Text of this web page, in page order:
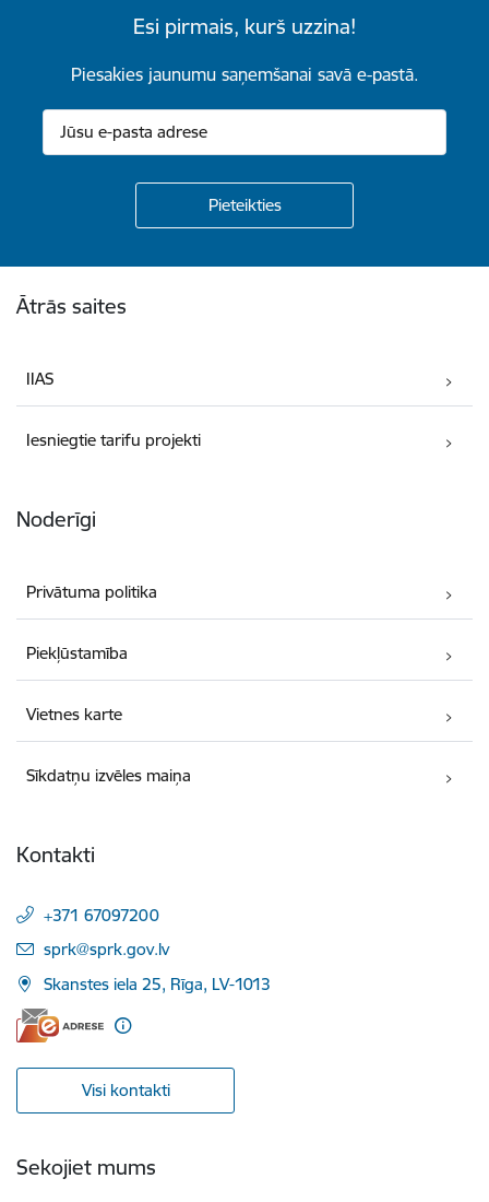
Esi pirmais, kurš uzzina!
Piesakies jaunumu saņemšanai savā e-pastā.
Ātrās saites
IIAS
Iesniegtie tarifu projekti
Noderīgi
Privātuma politika
Piekļūstamība
Vietnes karte
Sīkdatņu izvēles maiņa
Kontakti
+371 67097200
E-pasts:
sprk@sprk.gov.lv
Skanstes iela 25, Rīga, LV-1013
Visi kontakti
Sekojiet mums